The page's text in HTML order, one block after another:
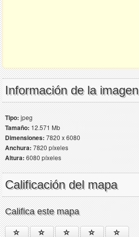
Información de la imagen
Tipo:jpeg
Tamaño:12.571 Mb
Dimensiones:7820 x 6080
Anchura:7820 píxeles
Altura:6080 píxeles
Calificación del mapa
Califica este mapa